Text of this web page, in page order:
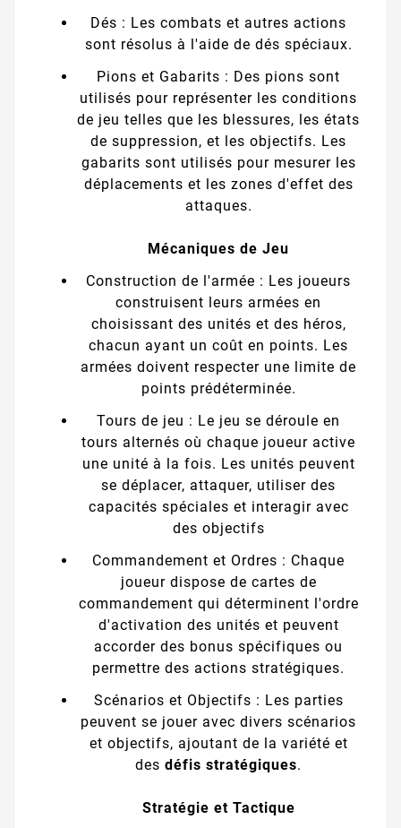
Dés : Les combats et autres actions
sont résolus à l'aide de dés spéciaux.
Pions et Gabarits : Des pions sont
utilisés pour représenter les conditions
de jeu telles que les blessures, les états
de suppression, et les objectifs. Les
gabarits sont utilisés pour mesurer les
déplacements et les zones d'effet des
attaques.
Mécaniques de Jeu
Construction de l'armée : Les joueurs
construisent leurs armées en
choisissant des unités et des héros,
chacun ayant un coût en points. Les
armées doivent respecter une limite de
points prédéterminée.
Tours de jeu : Le jeu se déroule en
tours alternés où chaque joueur active
une unité à la fois. Les unités peuvent
se déplacer, attaquer, utiliser des
capacités spéciales et interagir avec
des objectifs
Commandement et Ordres : Chaque
joueur dispose de cartes de
commandement qui déterminent l'ordre
d'activation des unités et peuvent
accorder des bonus spécifiques ou
permettre des actions stratégiques.
Scénarios et Objectifs : Les parties
peuvent se jouer avec divers scénarios
et objectifs, ajoutant de la variété et
des défis stratégiques.
Stratégie et Tactique